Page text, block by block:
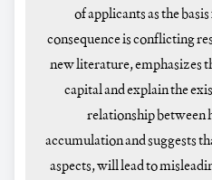
of applicants as the
consequence is conflicting
new literature, emphasizes
capital and explain the
relationship between
accumulation and suggests
aspects, will lead to